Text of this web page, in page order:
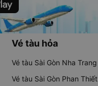
Vé tàu hỏa
Vé tàu Sài Gòn Nha Trang
Vé tàu Sài Gòn Phan Thiết